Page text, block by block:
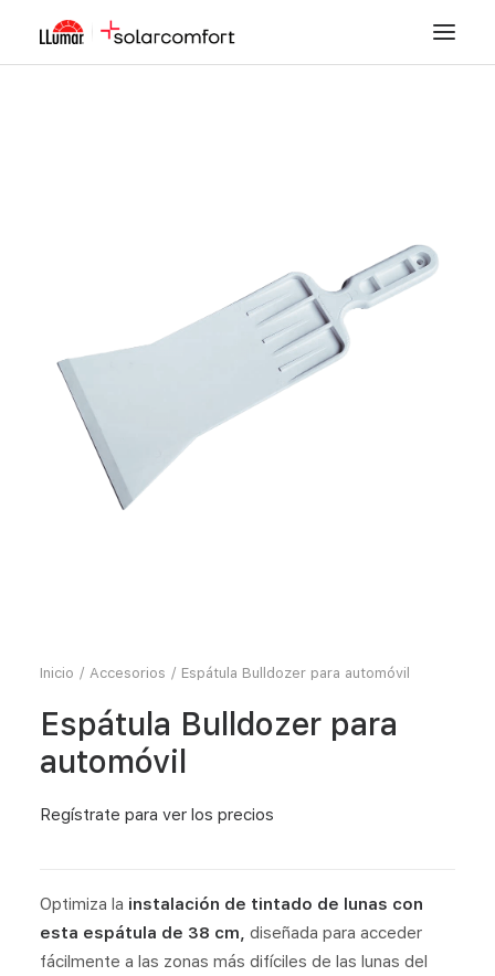
TINTADO DE LUNAS
PPF
ACCESORIOS
MI CUENTA
Inicio Accesorios Espátula Bulldozer para automóvil
Espátula Bulldozer para
automóvil
Regístrate para ver los precios
Optimiza la instalación de tintado de lunas con
esta espátula de 38 cm, diseñada para acceder
fácilmente a las zonas más difíciles de las lunas del